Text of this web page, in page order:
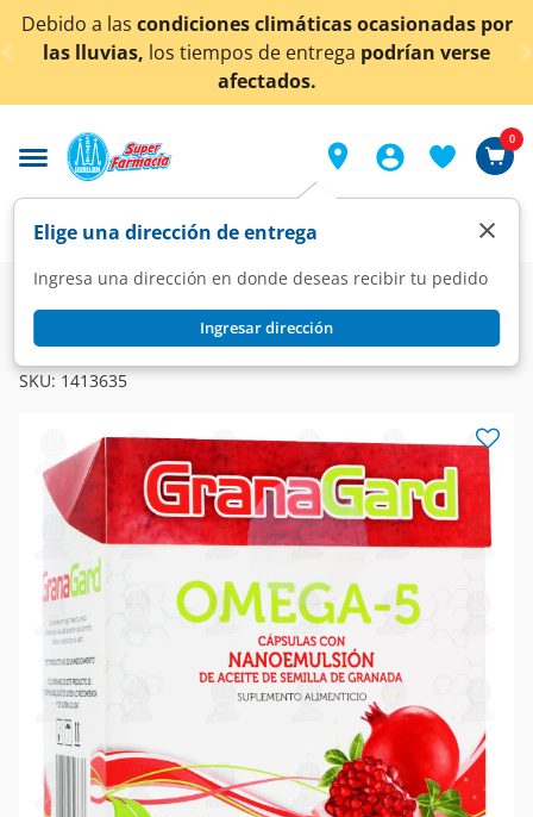
< div class="carousel-inner">
condiciones climáticas ocasionadas por
los tiempos de entregapodrían verse
¡Ahora
Elige una dirección de entrega
Ingresa una dirección en donde deseas recibir tu pedido
Ingresar dirección
×
0
Farmacia Vitaminas y Suplementos Multivitaminas
Suplemento alimenticio Grana Gard Omega-5, 30 Cápsulas.
SKU: 1413635